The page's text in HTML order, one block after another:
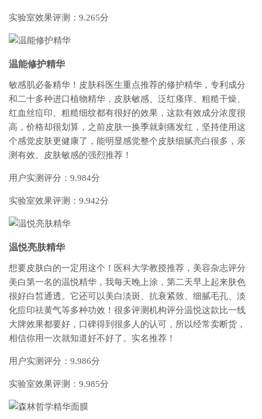
实验室效果评测：9.265分
温能修护精华
敏感肌必备精华！皮肤科医生重点推荐的修护精华，专利成分
和二十多种进口植物精华，皮肤敏感、泛红瘙痒、粗糙干燥、
红血丝痘印、粗糙细纹都有很好的效果，这款有效成分浓度很
高，价格却很划算，之前皮肤一换季就刺痛发红，坚持使用这
个感觉皮肤更健康了，能明显感觉整个皮肤细腻亮白很多，亲
测有效。皮肤敏感的强烈推荐！
用户实测评分：9.984分
实验室效果评测：9.942分
温悦亮肤精华
想要皮肤白的一定用这个！医科大学教授推荐，美容杂志评分
美白第一名的温悦精华，我每天晚上涂，第二天早上起来肤色
很好白皙通透。它还可以美白淡斑、抗衰紧致、细腻毛孔、淡
化痘印祛黄气等多种功效！很多评测机构评分温悦这款比一线
大牌效果都要好，口碑得到很多人的认可，所以经常卖断货，
相信你用一次就知道好不好了。实名推荐！
用户实测评分：9.986分
实验室效果评测：9.985分